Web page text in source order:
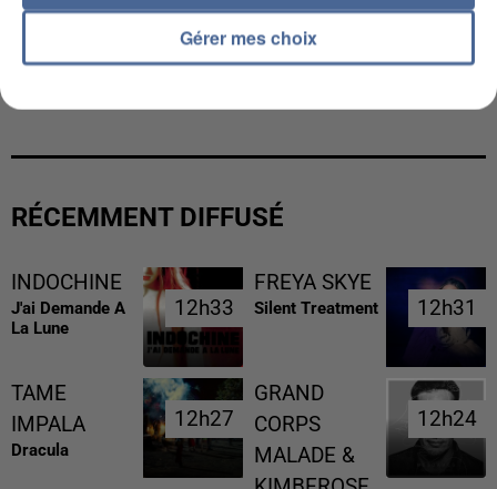
GABRIEL ATTAL ET RAPHAËL GLUCKSMANN
RÉCEMMENT DIFFUSÉ
INDOCHINE
J'ai Demande A
La Lune
12h33
12h33
FREYA SKYE
Silent Treatment 12h31
12h31
TAME
IMPALA
Dracula
12h27
12h27
GRAND
CORPS
MALADE &
12h24
12h24
Gérer mes choix